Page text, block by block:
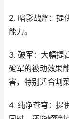
2. 暗影战斧：提
能力。
3. 破军：大幅提
破军的被动效果
害，特别适合割
4. 纯净苍穹：提